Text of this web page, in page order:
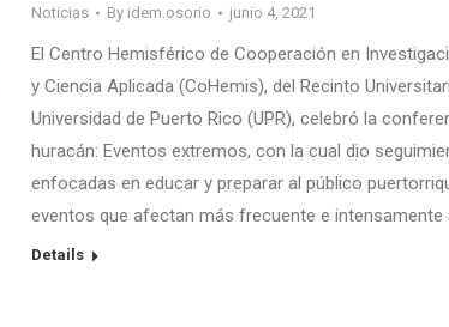
Noticias By idem.osorio junio 4, 2021
El Centro Hemisférico de Cooperación en
y Ciencia Aplicada (CoHemis), del Recinto
Universidad de Puerto Rico (UPR), celebró la
huracán: Eventos extremos, con la cual dio
enfocadas en educar y preparar al público
eventos que afectan más frecuente e intensamente
Details